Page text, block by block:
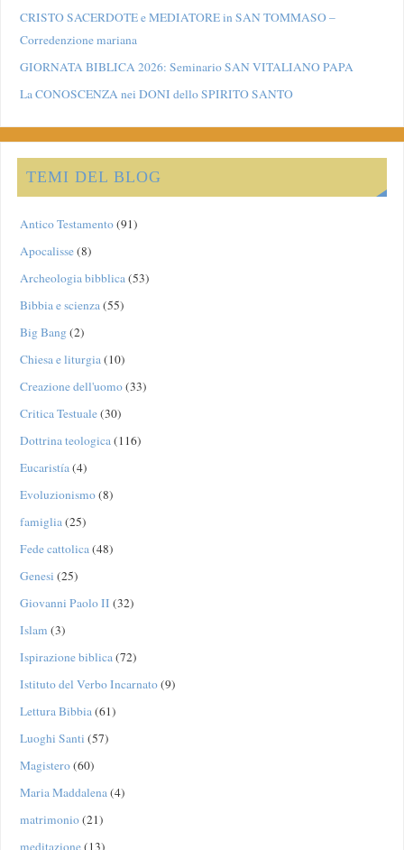
CRISTO SACERDOTE e MEDIATORE in SAN TOMMASO –
Corredenzione mariana
GIORNATA BIBLICA 2026: Seminario SAN VITALIANO PAPA
La CONOSCENZA nei DONI dello SPIRITO SANTO
TEMI DEL BLOG
Antico Testamento(91)
Apocalisse(8)
Archeologia bibblica(53)
Bibbia e scienza(55)
Big Bang(2)
Chiesa e liturgia(10)
Creazione dell'uomo(33)
Critica Testuale(30)
Dottrina teologica(116)
Eucaristía(4)
Evoluzionismo(8)
famiglia(25)
Fede cattolica(48)
Genesi (25)
Giovanni Paolo II (32)
Islam (3)
Ispirazione biblica(72)
Istituto del Verbo Incarnato(9)
Lettura Bibbia(61)
Luoghi Santi (57)
Magistero(60)
Maria Maddalena(4)
matrimonio(21)
meditazione(13)